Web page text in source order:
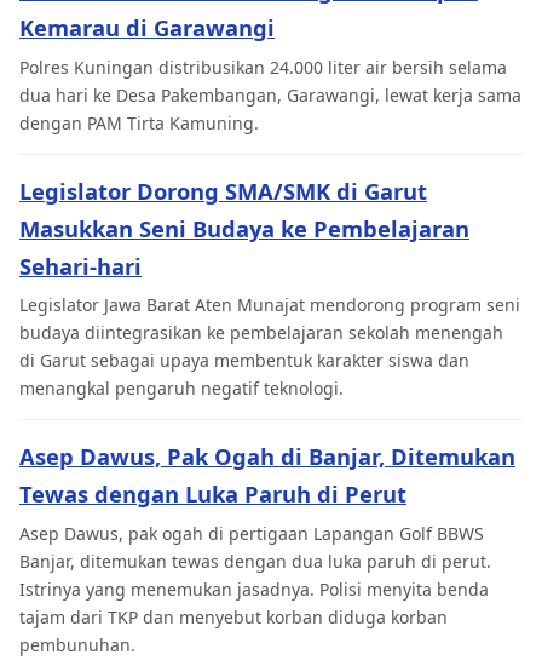
Kemarau di Garawangi
Polres Kuningan distribusikan 24.000 liter air bersih selama
dua hari ke Desa Pakembangan, Garawangi, lewat kerja sama
dengan PAM Tirta Kamuning.
Legislator Dorong SMA/SMK di Garut
Masukkan Seni Budaya ke Pembelajaran
Sehari-hari
Legislator Jawa Barat Aten Munajat mendorong program seni
budaya diintegrasikan ke pembelajaran sekolah menengah
di Garut sebagai upaya membentuk karakter siswa dan
menangkal pengaruh negatif teknologi.
Asep Dawus, Pak Ogah di Banjar, Ditemukan
Tewas dengan Luka Paruh di Perut
Asep Dawus, pak ogah di pertigaan Lapangan Golf BBWS
Banjar, ditemukan tewas dengan dua luka paruh di perut.
Istrinya yang menemukan jasadnya. Polisi menyita benda
tajam dari TKP dan menyebut korban diduga korban
pembunuhan.